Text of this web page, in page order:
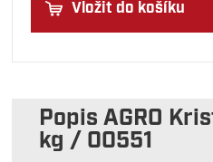
Vložit do košíku
Popis AGRO
kg / 00551